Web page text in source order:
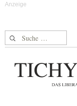
Suche nach: